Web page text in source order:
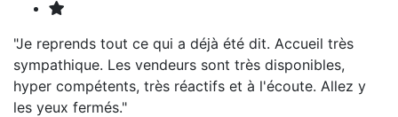
"Je reprends tout ce qui a déjà été dit. Accueil très
sympathique. Les vendeurs sont très disponibles,
hyper compétents, très réactifs et à l'écoute. Allez y
les yeux fermés."